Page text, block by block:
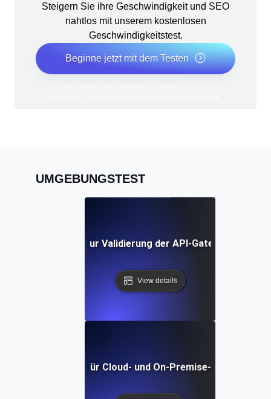
Steigern Sie ihre Geschwindigkeit und SEO
nahtlos mit unserem kostenlosen
Geschwindigkeitstest.
Beginne jetzt mit dem Testen
UMGEBUNGSTEST
Umgebungstests zur Validierung der API-Gateway-
View details
Umwelttests für Cloud- und On-Premise-